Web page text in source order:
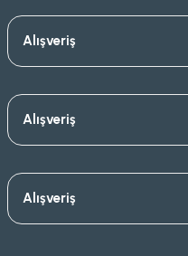
Alışveriş
Alışveriş
Alışveriş